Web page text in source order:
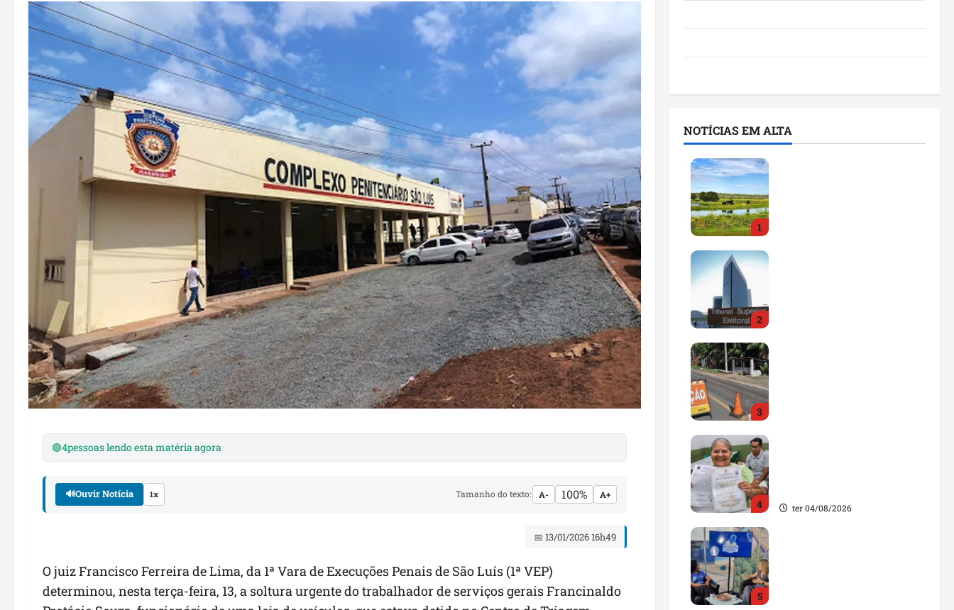
🟢4pessoas lendo esta matéria agora
🔊Ouvir Notícia 1x Tamanho do texto: A- 100% A+
📅 13/01/2026 16h49
O juiz Francisco Ferreira de Lima, da 1ª Vara de Execuções Penais de São Luís (1ª VEP)
determinou, nesta terça-feira, 13, a soltura urgente do trabalhador de serviços gerais Francinaldo
NOTÍCIAS EM ALTA
1
2
3
4 ter 04/08/2026
5